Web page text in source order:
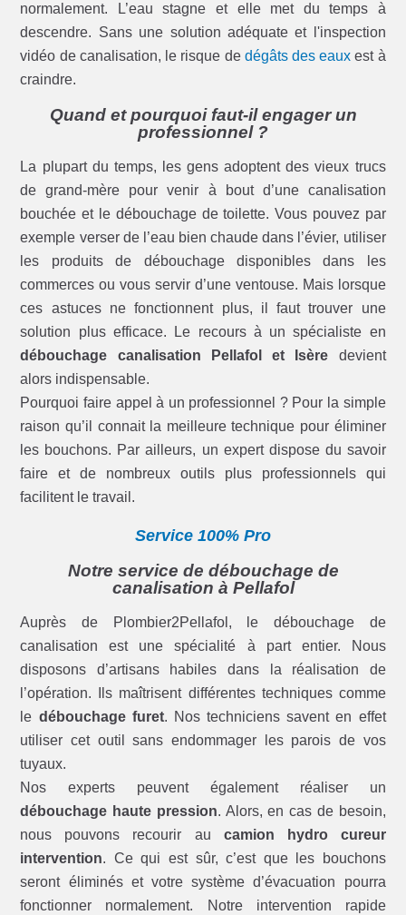
normalement. L’eau stagne et elle met du temps à
descendre. Sans une solution adéquate et l'inspection
vidéo de canalisation, le risque de dégâts des eaux est à
craindre.
Quand et pourquoi faut-il engager un
professionnel ?
La plupart du temps, les gens adoptent des vieux trucs
de grand-mère pour venir à bout d’une canalisation
bouchée et le débouchage de toilette. Vous pouvez par
exemple verser de l’eau bien chaude dans l’évier, utiliser
les produits de débouchage disponibles dans les
commerces ou vous servir d’une ventouse. Mais lorsque
ces astuces ne fonctionnent plus, il faut trouver une
solution plus efficace. Le recours à un spécialiste en
débouchage canalisation Pellafol et Isère devient
alors indispensable.
Pourquoi faire appel à un professionnel ? Pour la simple
raison qu’il connait la meilleure technique pour éliminer
les bouchons. Par ailleurs, un expert dispose du savoir
faire et de nombreux outils plus professionnels qui
facilitent le travail.
Service 100% Pro
Notre service de débouchage de
canalisation à Pellafol
Auprès de Plombier2Pellafol, le débouchage de
canalisation est une spécialité à part entier. Nous
disposons d’artisans habiles dans la réalisation de
l’opération. Ils maîtrisent différentes techniques comme
le débouchage furet. Nos techniciens savent en effet
utiliser cet outil sans endommager les parois de vos
tuyaux.
Nos experts peuvent également réaliser un
débouchage haute pression. Alors, en cas de besoin,
nous pouvons recourir au camion hydro cureur
intervention. Ce qui est sûr, c’est que les bouchons
seront éliminés et votre système d’évacuation pourra
fonctionner normalement. Notre intervention rapide